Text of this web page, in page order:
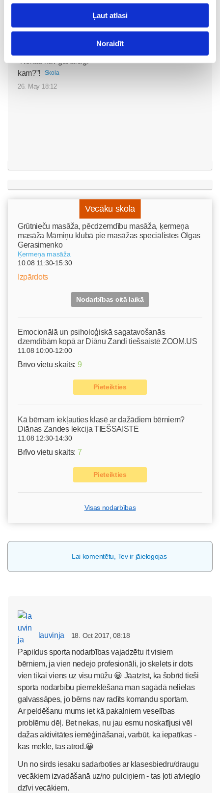
Ļaut atlasi
Noraidīt
Edmunda Jansona
“Nekad nav garlaicīgi
kam?”!
Skola
26. May 18:12
Vecāku skola
Grūtnieču masāža, pēcdzemdību masāža, ķermeņa
masāža Māmiņu klubā pie masāžas speciālistes Olgas
Gerasimenko
Ķermeņa masāža
10.08 11:30-15:30
Izpārdots
Nodarbības citā laikā
Emocionālā un psiholoģiskā sagatavošanās
dzemdībām kopā ar Diānu Zandi tiešsaistē ZOOM.US
11.08 10:00-12:00
Brīvo vietu skaits: 9
Pieteikties
Kā bērnam iekļauties klasē ar dažādiem bērniem?
Diānas Zandes lekcija TIEŠSAISTĒ
11.08 12:30-14:30
Brīvo vietu skaits: 7
Pieteikties
Visas nodarbības
Lai komentētu, Tev ir jāielogojas
lauvinja 18. Oct 2017, 08:18
Papildus sporta nodarbības vajadzētu it visiem
bērniem, ja vien nedejo profesionāli, jo skelets ir dots
vien tikai viens uz visu mūžu 😀 Jāatzīst, ka šobrīd tieši
sporta nodarbību piemeklēšana man sagādā nelielas
galvassāpes, jo bērns nav radīts komandu sportam.
Ar peldēšanu mums iet kā pakalniem veselības
problēmu dēļ. Bet nekas, nu jau esmu noskatījusi vēl
dažas aktivitātes iemēģināšanai, varbūt, ka iepatīkas -
kas meklē, tas atrod.😀
Un no sirds iesaku sadarboties ar klasesbiedru/draugu
vecākiem izvadāšanā uz/no pulciņiem - tas ļoti atvieglo
dzīvi vecākiem.